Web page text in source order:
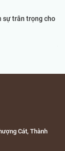
sự trân trọng cho
Cát, Thành